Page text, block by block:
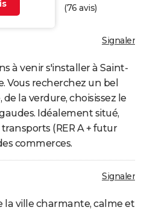
(76 avis)
Signaler
à venir s'installer à Saint-
Vous recherchez un bel
la verdure, choisissez le
Idéalement situé,
(RER A + futur
commerces.
Signaler
la ville charmante, calme et